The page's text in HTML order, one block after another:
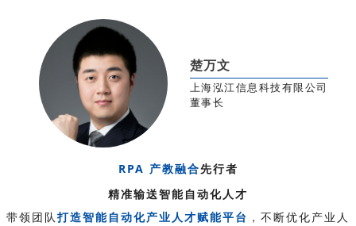
楚万文
上海泓江信息科技有限公司
董事长
RPA 产教融合先行者
精准输送智能自动化人才
带领团队打造智能自动化产业人才赋能平台 ，不断优化产业人